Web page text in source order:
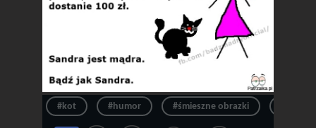
#kot #humor #śmieszne obrazki